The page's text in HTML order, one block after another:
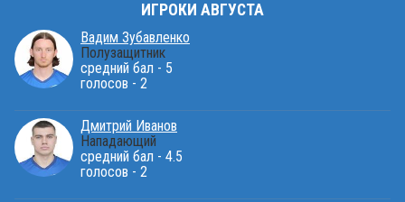
ИГРОКИ АВГУСТА
Вадим Зубавленко
Полузащитник
средний бал - 5
голосов - 2
Дмитрий Иванов
Нападающий
средний бал - 4.5
голосов - 2